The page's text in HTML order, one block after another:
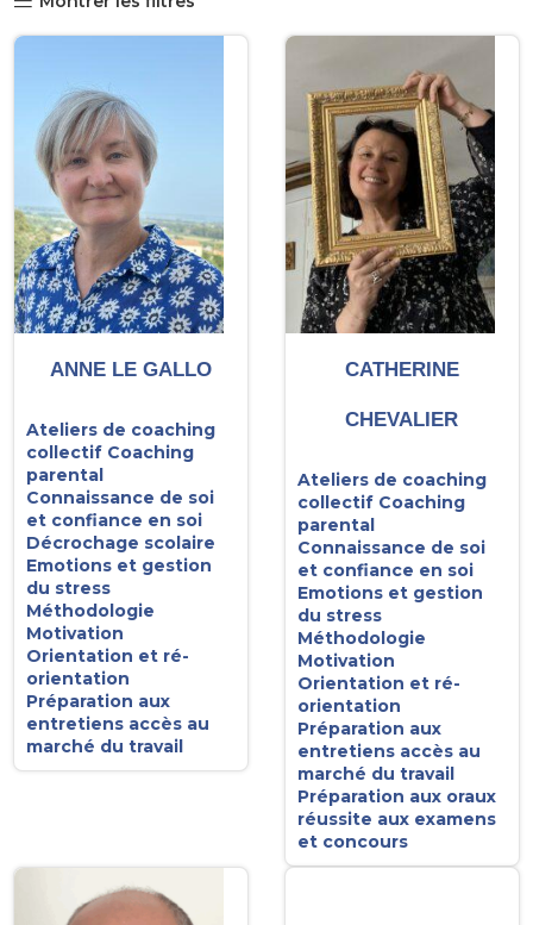
ANNE LE GALLO
Ateliers de coaching
collectif Coaching
parental
Connaissance de soi
et confiance en soi
Décrochage scolaire
Emotions et gestion
du stress
Méthodologie
Motivation
Orientation et ré-
orientation
Préparation aux
entretiens accès au
marché du travail
CATHERINE
CHEVALIER
Ateliers de coaching
collectif Coaching
parental
Connaissance de soi
et confiance en soi
Emotions et gestion
du stress
Méthodologie
Motivation
Orientation et ré-
orientation
Préparation aux
entretiens accès au
marché du travail
Préparation aux oraux
réussite aux examens
et concours